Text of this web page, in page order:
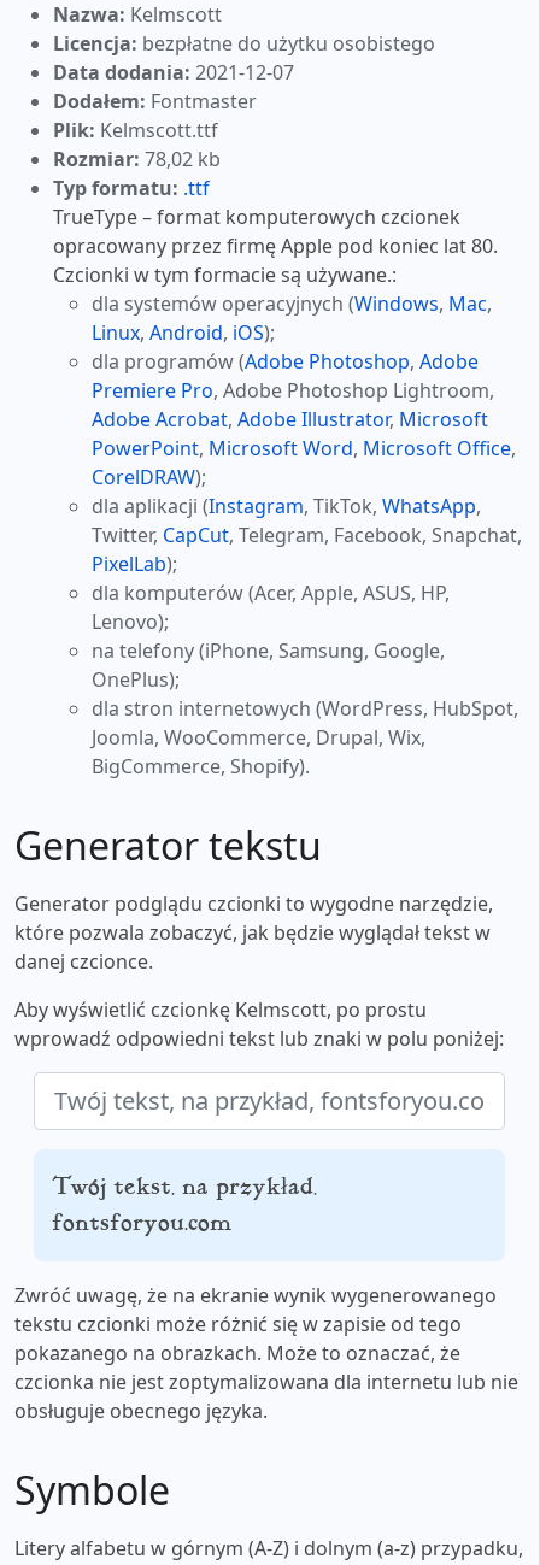
Nazwa: Kelmscott
Licencja: bezpłatne do użytku osobistego
Data dodania: 2021-12-07
Dodałem: Fontmaster
Plik: Kelmscott.ttf
Rozmiar: 78,02 kb
Typ formatu: .ttf
TrueType – format komputerowych czcionek
opracowany przez firmę Apple pod koniec lat 80.
Czcionki w tym formacie są używane.:
dla systemów operacyjnych (Windows, Mac,
Linux, Android, iOS);
dla programów (Adobe Photoshop, Adobe
Premiere Pro, Adobe Photoshop Lightroom,
Adobe Acrobat, Adobe Illustrator, Microsoft
PowerPoint, Microsoft Word, Microsoft Office,
CorelDRAW);
dla aplikacji (Instagram, TikTok, WhatsApp,
Twitter, CapCut, Telegram, Facebook, Snapchat,
PixelLab);
dla komputerów (Acer, Apple, ASUS, HP,
Lenovo);
na telefony (iPhone, Samsung, Google,
OnePlus);
dla stron internetowych (WordPress, HubSpot,
Joomla, WooCommerce, Drupal, Wix,
BigCommerce, Shopify).
Generator tekstu
Generator podglądu czcionki to wygodne narzędzie,
które pozwala zobaczyć, jak będzie wyglądał tekst w
danej czcionce.
Aby wyświetlić czcionkę Kelmscott, po prostu
wprowadź odpowiedni tekst lub znaki w polu poniżej:
Twój tekst, na przykład,
fontsforyou.com
Zwróć uwagę, że na ekranie wynik wygenerowanego
tekstu czcionki może różnić się w zapisie od tego
pokazanego na obrazkach. Może to oznaczać, że
czcionka nie jest zoptymalizowana dla internetu lub nie
obsługuje obecnego języka.
Symbole
Litery alfabetu w górnym (A-Z) i dolnym (a-z) przypadku,